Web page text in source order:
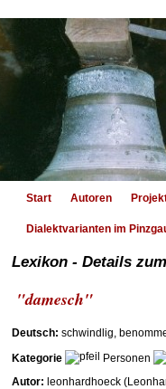
Start Autoren
Dialektvarianten im
Lexikon - Details
"damesch"
Deutsch: schwindlig,
Kategorie
Personen
Autor: leonhardhoeck